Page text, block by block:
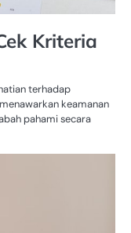
Kriteria
terhadap
keamanan
pahami secara